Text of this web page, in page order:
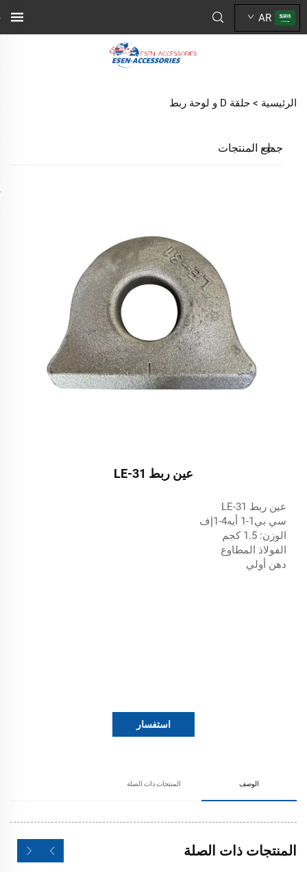
AR
الرئيسية > حلقة D و لوحة ربط
جميع المنتجات
عين ربط LE-31
عين ربط LE-31
سي بي1-1 أيه4-1إف
الوزن: 1.5 كجم
الفولاذ المطاوع
دهن أولي
استفسار
الوصف المنتجات ذات الصلة
المنتجات ذات الصلة